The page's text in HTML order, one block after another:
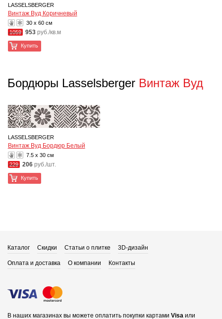
LASSELSBERGER
Винтаж Вуд Коричневый
30 x 60 см
1059 953 руб./кв.м
Купить
Бордюры Lasselsberger Винтаж Вуд
LASSELSBERGER
Винтаж Вуд Бордюр Белый
7.5 x 30 см
229 206 руб./шт.
Купить
Каталог Скидки Статьи о плитке 3D-дизайн
Оплата и доставка О компании Контакты
В наших магазинах вы можете оплатить покупки картами Visa или